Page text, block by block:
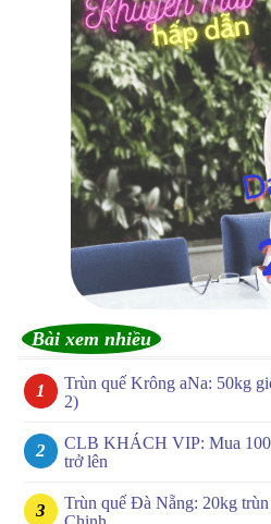
Bài xem nhiều
Trùn quế Krông aNa: 50kg
2)
CLB KHÁCH VIP: Mua
trở lên
Trùn quế Đà Nẵng: 20kg